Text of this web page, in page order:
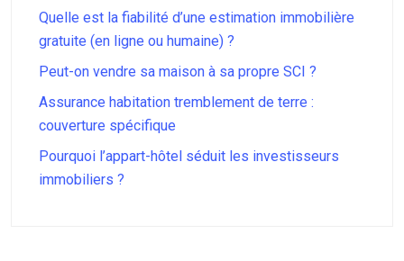
Quelle est la fiabilité d’une estimation immobilière
gratuite (en ligne ou humaine) ?
Peut-on vendre sa maison à sa propre SCI ?
Assurance habitation tremblement de terre :
couverture spécifique
Pourquoi l’appart-hôtel séduit les investisseurs
immobiliers ?